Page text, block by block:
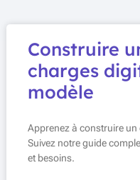
Construire
charges
modèle
Apprenez à construire
Suivez notre guide
et besoins.